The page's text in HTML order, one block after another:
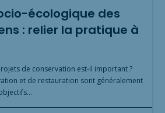
écologique des
: relier la pratique à
de conservation est-il important ?
et de restauration sont généralement